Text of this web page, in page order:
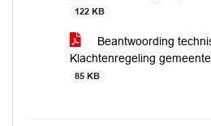
122 KB
Beantwoording
Klachtenregeling
85 KB